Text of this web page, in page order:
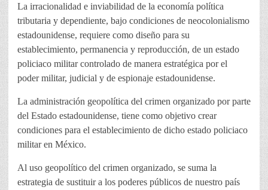
La irracionalidad e inviabilidad de la economía política
tributaria y dependiente, bajo condiciones de neocolonialismo
estadounidense, requiere como diseño para su
establecimiento, permanencia y reproducción, de un estado
policiaco militar controlado de manera estratégica por el
poder militar, judicial y de espionaje estadounidense.
La administración geopolítica del crimen organizado por parte
del Estado estadounidense, tiene como objetivo crear
condiciones para el establecimiento de dicho estado policiaco
militar en México.
Al uso geopolítico del crimen organizado, se suma la
estrategia de sustituir a los poderes públicos de nuestro país